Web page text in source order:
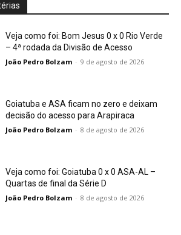
Veja como foi: Bom Jesus 0 x 0 Rio Verde
– 4ª rodada da Divisão de Acesso
João Pedro Bolzam - 9 de agosto de 2026
Goiatuba e ASA ficam no zero e deixam
decisão do acesso para Arapiraca
João Pedro Bolzam - 8 de agosto de 2026
Veja como foi: Goiatuba 0 x 0 ASA-AL –
Quartas de final da Série D
João Pedro Bolzam - 8 de agosto de 2026